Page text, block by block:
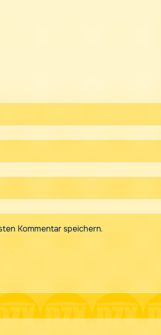
Kommentar speichern.